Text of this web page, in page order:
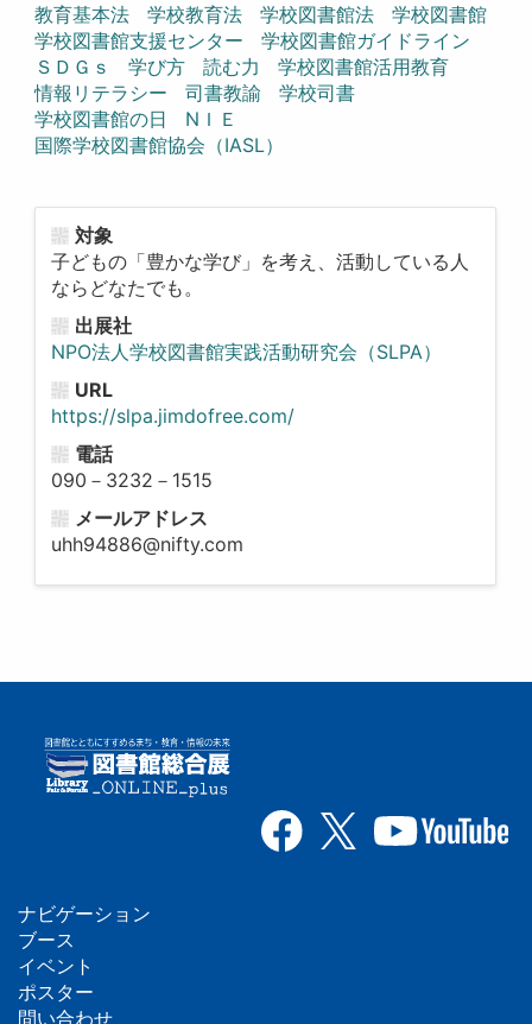
教育基本法
学校教育法 学校図書館法
学校図書館
学校図書館支援センター
学校図書館ガイドライン
ＳＤＧｓ
学び方 読む力
学校図書館活用教育
情報リテラシー
司書教諭
学校司書
学校図書館の日
NＩＥ
国際学校図書館協会（IASL）
対象
子どもの「豊かな学び」を考え、活動している人
ならどなたでも。
出展社
NPO法人学校図書館実践活動研究会（SLPA）
URL
https://slpa.jimdofree.com/
電話
090－3232－1515
メールアドレス
uhh94886@nifty.com
フ
ッ
ナビゲーション
ブース
イベント
ポスター
問い合わせ